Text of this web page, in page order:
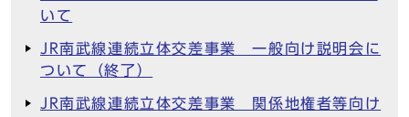
いて
JR南武線連続立体交差事業 一般向け説明会に
ついて（終了）
JR南武線連続立体交差事業 関係地権者等向け